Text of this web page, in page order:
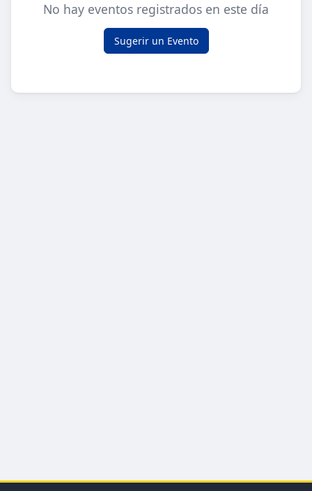
No hay eventos registrados en este día
Sugerir un Evento